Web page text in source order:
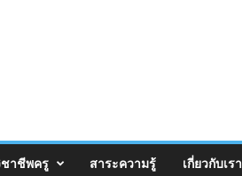
าชีพครู สาระความรู้ เกี่ยวกับเรา